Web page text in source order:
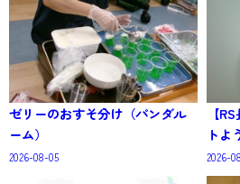
ゼリーのおすそ分け（パンダル
ーム）
2026-08-05
【
トよ
2026-